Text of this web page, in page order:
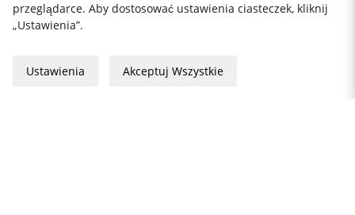
Cookies
Formularz reklamacji
Karta podarunkowa
przeglądarce. Aby dostosować ustawienia ciasteczek, kliknij
„Ustawienia”.
Ustawienia Akceptuj Wszystkie